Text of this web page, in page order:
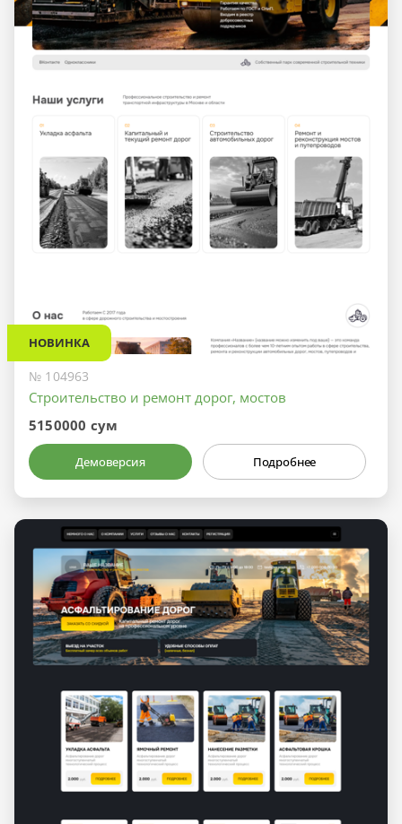
НОВИНКА
№ 104963
Строительство и ремонт дорог, мостов
5150000 сум
Демоверсия Подробнее